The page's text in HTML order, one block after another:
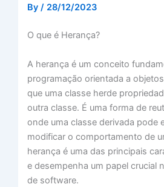
By / 28/12/2023
O que é Herança?
A herança é um conceito
programação orientada a
que uma classe herde
outra classe. É uma forma de
onde uma classe derivada pode
modificar o comportamento de
herança é uma das principais
e desempenha um papel crucial
de software.